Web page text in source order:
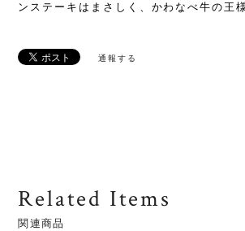
ンステーキはまさしく、かわなべ牛の王
通報する
Related Items
関連商品